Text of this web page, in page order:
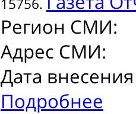
15756.
Регион СМИ:
Адрес СМИ:
Дата
Подробнее